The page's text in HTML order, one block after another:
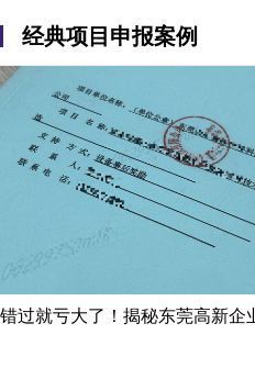
经典项目申报案例